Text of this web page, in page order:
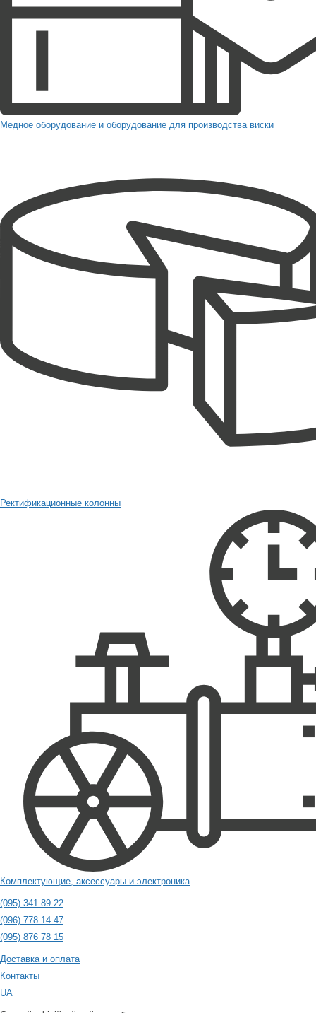
Медное оборудование и оборудование для производства виски
Ректификационные колонны
Комплектующие, аксессуары и электроника
(095) 341 89 22
(096) 778 14 47
(095) 876 78 15
Доставка и оплата
Контакты
UA